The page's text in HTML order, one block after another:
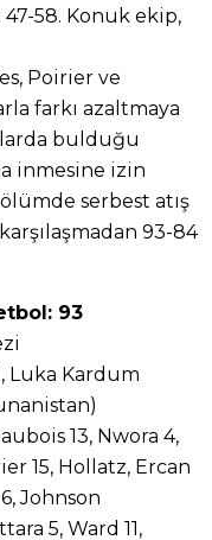
47-58. Konuk ekip,
Poirier ve
farkı azaltmaya
bulduğu
inmesine izin
serbest atış
93-84
93
Luka Kardum
13, Nwora 4,
15, Hollatz, Ercan
Johnson
5, Ward 11,